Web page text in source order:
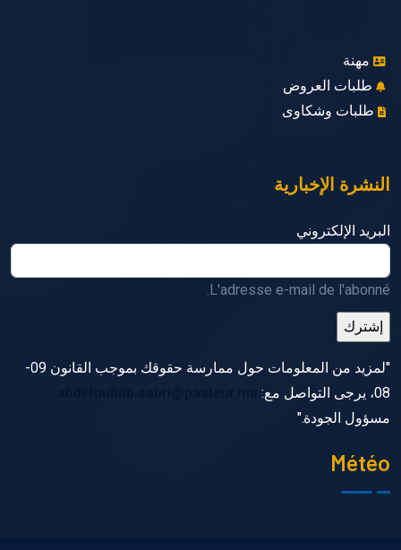
مهنة
طلبات العروض
طلبات وشكاوى
النشرة الإخبارية
البريد الإلكتروني
L'adresse e-mail de l'abonné.
"لمزيد من المعلومات حول ممارسة حقوقك بموجب القانون 09-
08، يرجى التواصل مع:
مسؤول الجودة."
Météo